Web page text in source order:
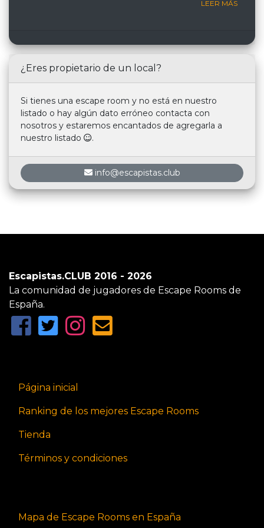
LEER MÁS
¿Eres propietario de un local?
Si tienes una escape room y no está en nuestro
listado o hay algún dato erróneo contacta con
nosotros y estaremos encantados de agregarla a
nuestro listado
.
info@escapistas.club
Escapistas.CLUB 2016 - 2026
La comunidad de jugadores de Escape Rooms de
España.
Página inicial
Ranking de los mejores Escape Rooms
Tienda
Términos y condiciones
Mapa de Escape Rooms en España